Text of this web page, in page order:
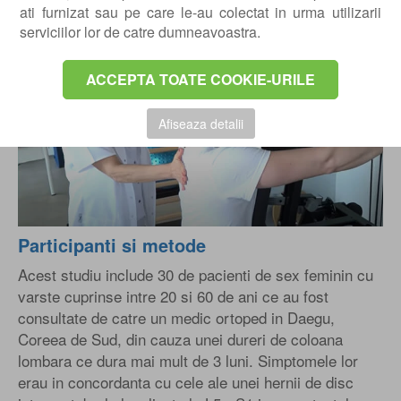
ati furnizat sau pe care le-au colectat in urma utilizarii
serviciilor lor de catre dumneavoastra.
ACCEPTA TOATE COOKIE-URILE
Afiseaza detalii
Play
Participanti si metode
Acest studiu include 30 de pacienti de sex feminin cu
varste cuprinse intre 20 si 60 de ani ce au fost
consultate de catre un medic ortoped in Daegu,
Coreea de Sud, din cauza unei dureri de coloana
lombara ce dura mai mult de 3 luni. Simptomele lor
erau in concordanta cu cele ale unei hernii de disc